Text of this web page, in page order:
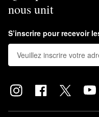
nous unit
S’inscrire pour recevoir